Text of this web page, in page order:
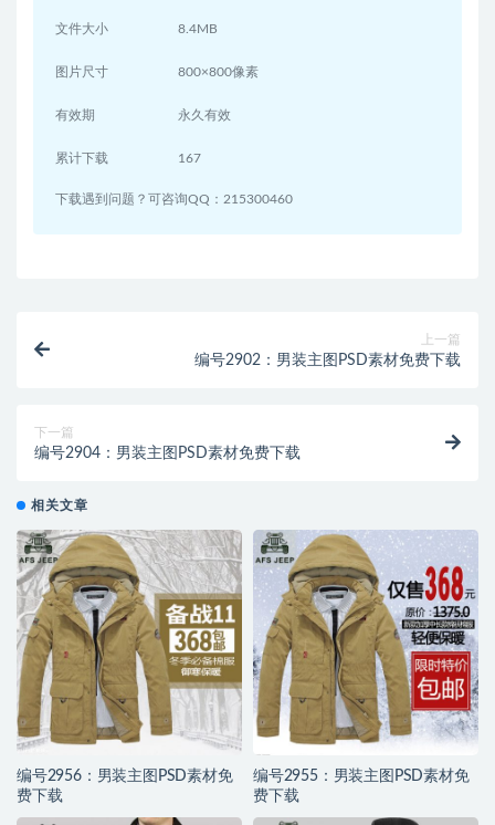
文件大小 8.4MB
图片尺寸 800×800像素
有效期 永久有效
累计下载 167
下载遇到问题？可咨询QQ：215300460
上一篇
编号2902：男装主图PSD素材免费下载
下一篇
编号2904：男装主图PSD素材免费下载
相关文章
编号2956：男装主图PSD素材免
费下载
编号2955：男装主图PSD素材免
费下载